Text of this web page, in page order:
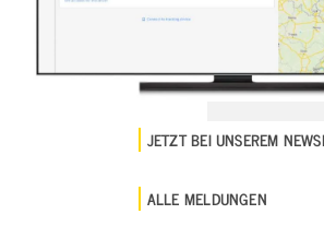
JETZT BEI UNSEREM
ALLE MELDUNGEN